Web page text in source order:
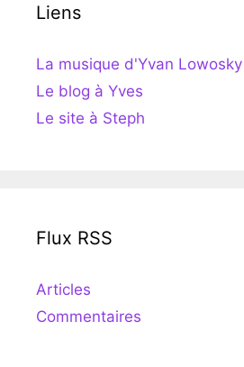
Liens
La musique d'Yvan Lowosky
Le blog à Yves
Le site à Steph
Flux RSS
Articles
Commentaires